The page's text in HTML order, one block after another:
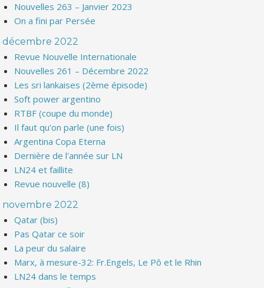
Nouvelles 263 – Janvier 2023
On a fini par Persée
décembre 2022
Revue Nouvelle Internationale
Nouvelles 261 – Décembre 2022
Les sri lankaises (2ème épisode)
Soft power argentino
RTBF (coupe du monde)
Il faut qu'on parle (une fois)
Argentina Copa Eterna
Dernière de l'année sur LN
LN24 et faillite
Revue nouvelle (8)
novembre 2022
Qatar (bis)
Pas Qatar ce soir
La peur du salaire
Marx, à mesure-32: Fr.Engels, Le Pô et le Rhin
LN24 dans le temps